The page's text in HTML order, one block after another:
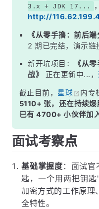
面试高频追问
记忆口诀
总结
3.x + JDK 17...
http://
《从零手撸：前后
2 期已完结，演示链
新开坑项目：
《从
战》
正在更新中...，
截止目前， 星球 内专
5110+ 张，还在持续爆
已有 4700+ 小伙伴加
面试考察点
基础掌握度 ：面试
匙，一个用两把钥
加密方式的工作原理
全特性。